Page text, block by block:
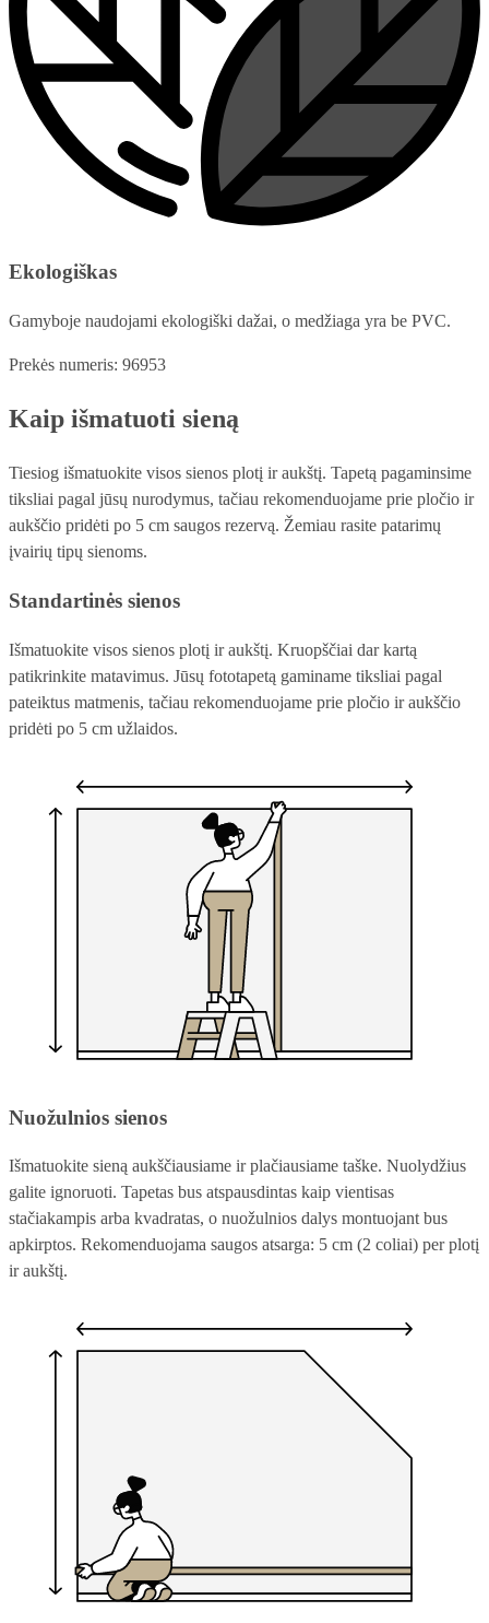
Ekologiškas
Gamyboje naudojami ekologiški dažai, o medžiaga yra be PVC.
Prekės numeris: 96953
Kaip išmatuoti sieną
Tiesiog išmatuokite visos sienos plotį ir aukštį. Tapetą pagaminsime
tiksliai pagal jūsų nurodymus, tačiau rekomenduojame prie pločio ir
aukščio pridėti po 5 cm saugos rezervą. Žemiau rasite patarimų
įvairių tipų sienoms.
Standartinės sienos
Išmatuokite visos sienos plotį ir aukštį. Kruopščiai dar kartą
patikrinkite matavimus. Jūsų fototapetą gaminame tiksliai pagal
pateiktus matmenis, tačiau rekomenduojame prie pločio ir aukščio
pridėti po 5 cm užlaidos.
Nuožulnios sienos
Išmatuokite sieną aukščiausiame ir plačiausiame taške. Nuolydžius
galite ignoruoti. Tapetas bus atspausdintas kaip vientisas
stačiakampis arba kvadratas, o nuožulnios dalys montuojant bus
apkirptos. Rekomenduojama saugos atsarga: 5 cm (2 coliai) per plotį
ir aukštį.